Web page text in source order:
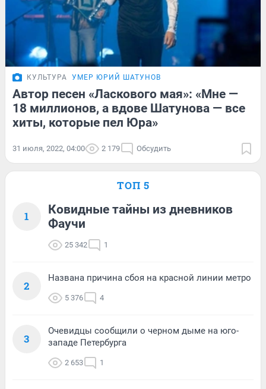
КУЛЬТУРА УМЕР ЮРИЙ ШАТУНОВ
Автор песен «Ласкового мая»: «Мне —
18 миллионов, а вдове Шатунова — все
хиты, которые пел Юра»
31 июля, 2022, 04:00 2 179 Обсудить
ТОП 5
1
Ковидные тайны из дневников
Фаучи
25 342 1
2
Названа причина сбоя на красной линии метро
5 376 4
3
Очевидцы сообщили о черном дыме на юго-
западе Петербурга
2 653 1